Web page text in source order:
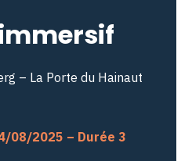
– La Porte du Hainaut
08/2025 – Durée 3